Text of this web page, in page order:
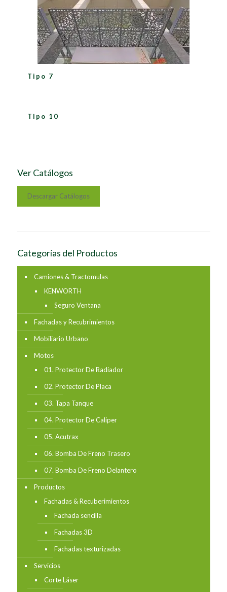
Tipo 7
Tipo 10
Ver Catálogos
Descargar Catálogos
Categorías del Productos
Camiones & Tractomulas
KENWORTH
Seguro Ventana
Fachadas y Recubrimientos
Mobiliario Urbano
Motos
01. Protector De Radiador
02. Protector De Placa
03. Tapa Tanque
04. Protector De Caliper
05. Acutrax
06. Bomba De Freno Trasero
07. Bomba De Freno Delantero
Productos
Fachadas & Recuberimientos
Fachada sencilla
Fachadas 3D
Fachadas texturizadas
Servicios
Corte Láser